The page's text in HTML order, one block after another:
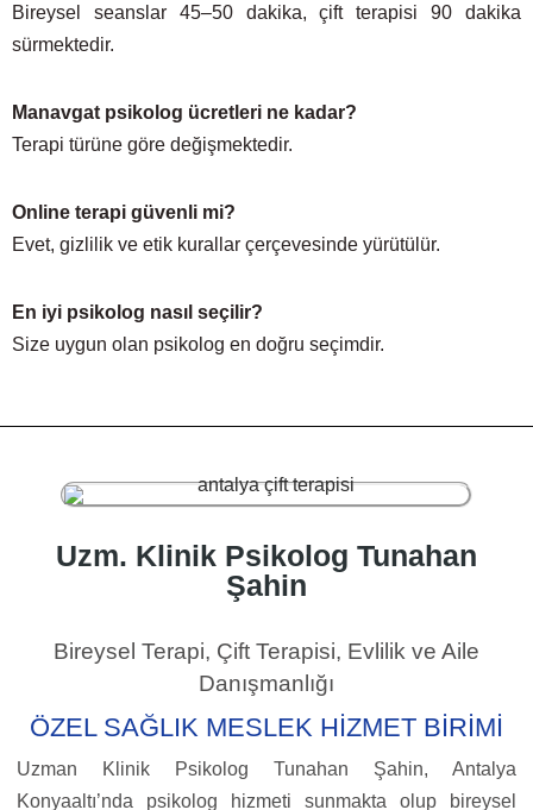
Bireysel seanslar 45–50 dakika, çift terapisi 90 dakika
sürmektedir.
Manavgat psikolog ücretleri ne kadar?
Terapi türüne göre değişmektedir.
Online terapi güvenli mi?
Evet, gizlilik ve etik kurallar çerçevesinde yürütülür.
En iyi psikolog nasıl seçilir?
Size uygun olan psikolog en doğru seçimdir.
Uzm. Klinik Psikolog Tunahan
Şahin
Bireysel Terapi, Çift Terapisi, Evlilik ve Aile
Danışmanlığı
ÖZEL SAĞLIK MESLEK HİZMET BİRİMİ
Uzman Klinik Psikolog Tunahan Şahin, Antalya
Konyaaltı’nda psikolog hizmeti sunmakta olup bireysel